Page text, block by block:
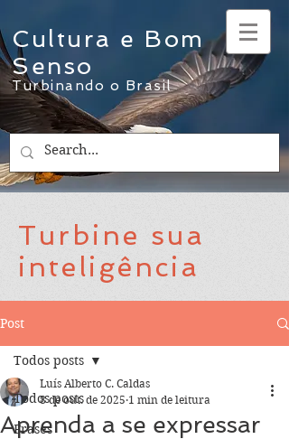
Cultura e Bom
Senso
Turbinando o Brasil
Turbine sua
inteligência
Post
Todos posts
Frases
Todos posts
Aprenda a se expressar
Luís Alberto C. Caldas
8 de out. de 2025 1 min de leitura